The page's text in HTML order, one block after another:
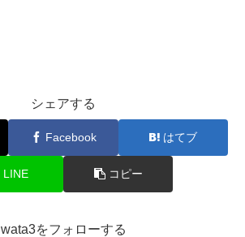
シェアする
Facebook はてブ
LINE コピー
wata3をフォローする